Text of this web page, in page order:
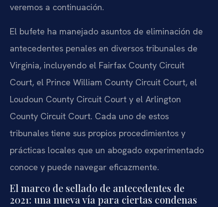
veremos a continuación.
El bufete ha manejado asuntos de eliminación de
antecedentes penales en diversos tribunales de
Virginia, incluyendo el Fairfax County Circuit
Court, el Prince William County Circuit Court, el
Loudoun County Circuit Court y el Arlington
County Circuit Court. Cada uno de estos
tribunales tiene sus propios procedimientos y
prácticas locales que un abogado experimentado
conoce y puede navegar eficazmente.
El marco de sellado de antecedentes de
2021: una nueva vía para ciertas condenas